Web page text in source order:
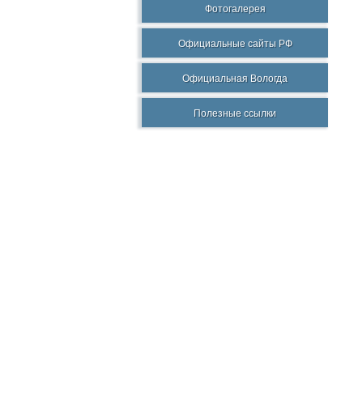
Фотогалерея
Официальные сайты РФ
Официальная Вологда
Полезные ссылки